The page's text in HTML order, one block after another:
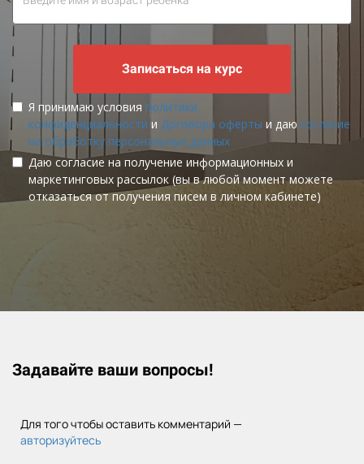
Записаться на курс
Я принимаю условия политики
конфиденциальности и Договора оферты и даю согласие
на обработку персональных данных
Даю согласие на получение информационных и
маркетинговых рассылок (вы в любой момент можете
отказаться от получения писем в личном кабинете)
Задавайте ваши вопросы!
Для того чтобы оставить комментарий —
авторизуйтесь